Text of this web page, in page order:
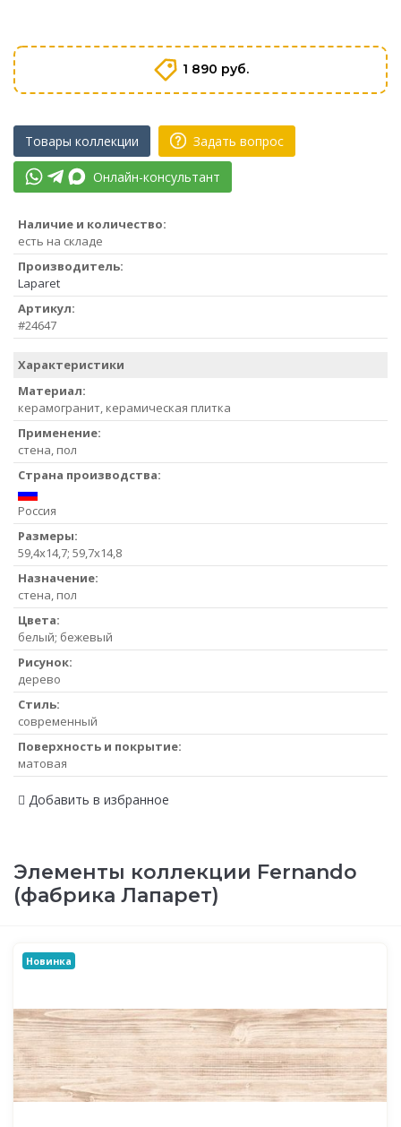
1 890 руб.
Товары коллекции Задать вопрос
Онлайн-консультант
Наличие и количество:
есть на складе
Производитель:
Laparet
Артикул:
#24647
Характеристики
Материал:
керамогранит, керамическая плитка
Применение:
стена, пол
Страна производства:
Россия
Размеры:
59,4х14,7; 59,7х14,8
Назначение:
стена, пол
Цвета:
белый; бежевый
Рисунок:
дерево
Стиль:
современный
Поверхность и покрытие:
матовая
Добавить в избранное
Элементы коллекции Fernando
(фабрика Лапарет)
Новинка